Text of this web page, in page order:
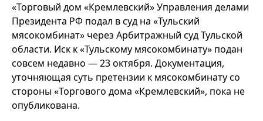
«Торговый дом «Кремлевский» Управления делами
Президента РФ подал в суд на «Тульский
мясокомбинат» через Арбитражный суд Тульской
области. Иск к «Тульскому мясокомбинату» подан
совсем недавно — 23 октября. Документация,
уточняющая суть претензии к мясокомбинату со
стороны «Торгового дома «Кремлевский», пока не
опубликована.